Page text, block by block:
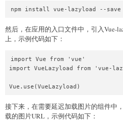
npm install vue-lazyload --save
然后，在应用的入口文件中，引入Vue-
上，示例代码如下：
import Vue from 'vue'
import VueLazyload from 'vue-
Vue.use(VueLazyload)
接下来，在需要延迟加载图片的组件中
载的图片URL，示例代码如下：